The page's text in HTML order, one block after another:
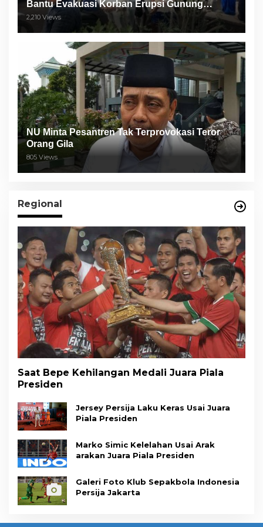
Bantu Evakuasi Korban Erupsi Gunung
Semeru
2,210 Views
NU Minta Pesantren Tak Terprovokasi Teror
Orang Gila
805 Views
Regional
Saat Bepe Kehilangan Medali Juara Piala
Presiden
Jersey Persija Laku Keras Usai Juara
Piala Presiden
Marko Simic Kelelahan Usai Arak
arakan Juara Piala Presiden
Galeri Foto Klub Sepakbola Indonesia
Persija Jakarta